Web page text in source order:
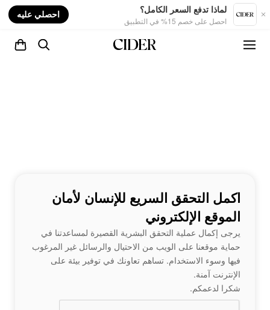
لماذا تدفع السعر الكامل؟
احصل على خصم 15% في التطبيق
احصلي عليه
اكمل التحقق السريع للإنسان لأمان
الموقع الإلكتروني
يرجى إكمال عملية التحقق البشرية القصيرة لمساعدتنا في
حماية موقعنا على الويب من الاحتيال والرسائل غير المرغوب
فيها وسوء الاستخدام. تساهم تعاونك في توفير بيئة على
الإنترنت آمنة.
شكرا لدعمكم.